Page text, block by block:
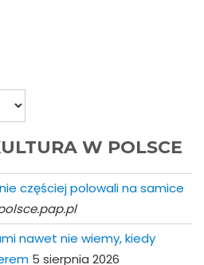
W POLSCE
częściej polowali na samice
nawet nie wiemy, kiedy
5 sierpnia 2026